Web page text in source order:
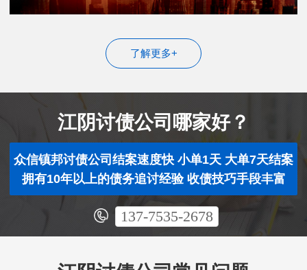
了解更多+
江阴讨债公司哪家好？
众信镇邦讨债公司结案速度快 小单1天 大单7天结案
拥有10年以上的债务追讨经验 收债技巧手段丰富
137-7535-2678